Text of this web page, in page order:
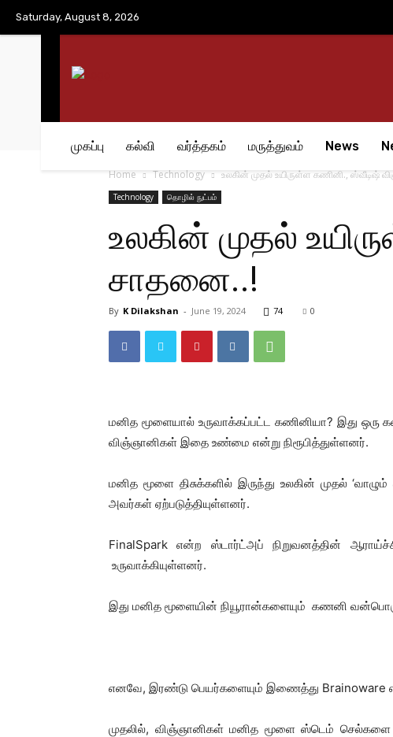
Saturday, August 8, 2026
முகப்பு கல்வி வர்த்தகம் மருத்துவம் News
Home Technology உலகின் முதல் உயிருள்ள கணினி., ஸ்வீடிஷ்
Technology தொழில் நுட்பம்
உலகின் முதல்
சாதனை..!
By K Dilakshan - June 19, 2024 74 0
மனித மூளையால் உருவாக்கப்பட்ட கணினியா? இது
விஞ்ஞானிகள் இதை உண்மை என்று நிரூபித்துள்ளனர்.
மனித மூளை திசுக்களில் இருந்து உலகின் முதல்
அவர்கள் ஏற்படுத்தியுள்ளனர்.
FinalSpark என்ற ஸ்டார்ட்அப் நிறுவனத்தின்
உருவாக்கியுள்ளனர்.
இது மனித மூளையின் நியூரான்களையும் கணனி
எனவே, இரண்டு பெயர்களையும் இணைத்து Brainoware
முதலில், விஞ்ஞானிகள் மனித மூளை ஸ்டெம் செல்களை